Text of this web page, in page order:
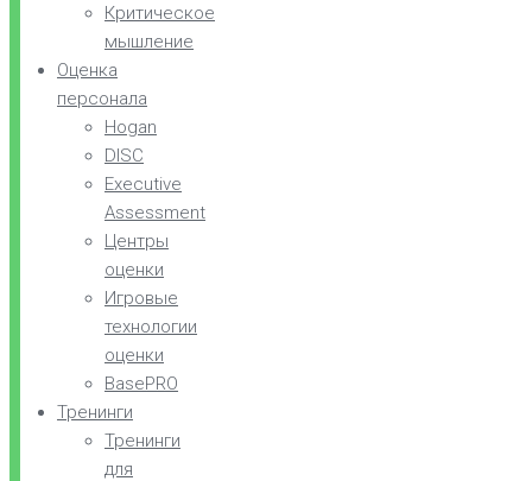
Критическое
мышление
Оценка
персонала
Hogan
DISC
Executive
Assessment
Центры
оценки
Игровые
технологии
оценки
BasePRO
Тренинги
Тренинги
для